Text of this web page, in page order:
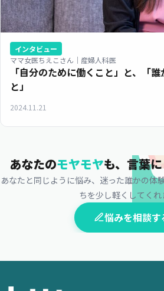
インタビュー
ママ女医ちえこさん｜産婦人科医
「自分のために働くこと」と、「
と」
2024.11.21
あなたのモヤモヤも、 言葉
あなたと同じように悩み、迷った誰かの体
ちを少し軽くしてくれ
悩みを相談す